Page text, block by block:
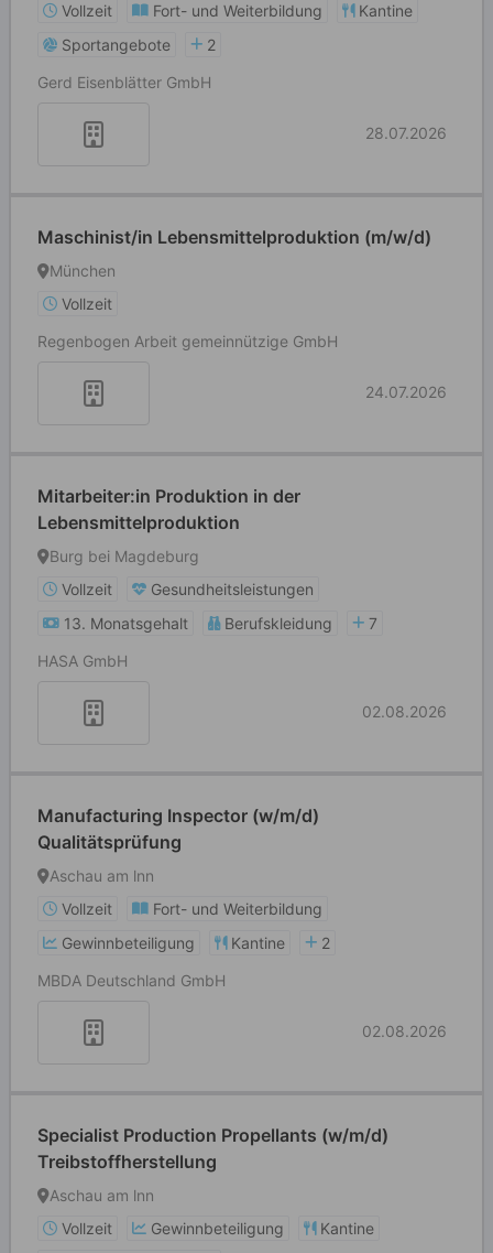
Vollzeit
Fort- und Weiterbildung
Kantine
Sportangebote
2
Gerd Eisenblätter GmbH
28.07.2026
Maschinist/in Lebensmittelproduktion (m/w/d)
München
Vollzeit
Regenbogen Arbeit gemeinnützige GmbH
24.07.2026
Mitarbeiter:in Produktion in der
Lebensmittelproduktion
Burg bei Magdeburg
Vollzeit
Gesundheitsleistungen
13. Monatsgehalt
Berufskleidung
7
HASA GmbH
02.08.2026
Manufacturing Inspector (w/m/d)
Qualitätsprüfung
Aschau am lnn
Vollzeit
Fort- und Weiterbildung
Gewinnbeteiligung
Kantine
2
MBDA Deutschland GmbH
02.08.2026
Specialist Production Propellants (w/m/d)
Treibstoffherstellung
Aschau am lnn
Vollzeit
Gewinnbeteiligung Kantine